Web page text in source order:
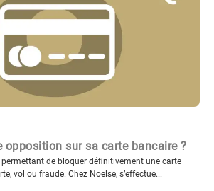
opposition sur sa carte bancaire ?
permettant de bloquer définitivement une carte
vol ou fraude. Chez Noelse, s’effectue...